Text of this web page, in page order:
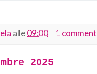
alle09:00 1
2025